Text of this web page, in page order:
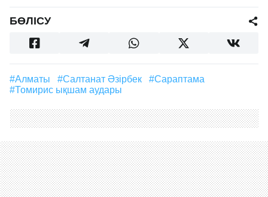
БӨЛІСУ
#Алматы #Салтанат Әзірбек
#сараптама
#Томирис ықшам аудары